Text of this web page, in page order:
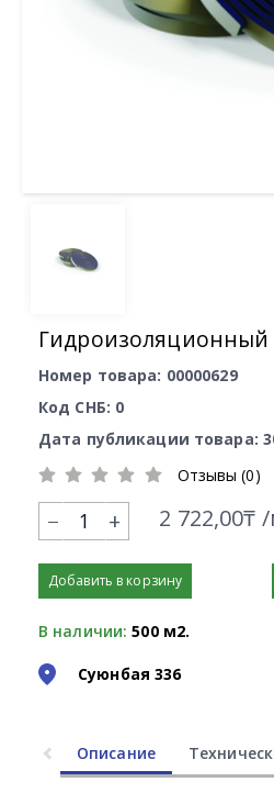
Гидроизоляционный
Номер товара: 00000629
Код СНБ: 0
Дата публикации товара:
Отзывы (0)
+ 2 722,00₸
Добавить в корзину
В наличии:500 м2.
Суюнбая 336
Описание